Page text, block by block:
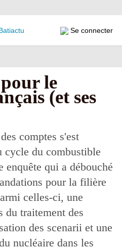
Se connecter
le
(et ses
comptes s'est
cycle du combustible
qui a débouché
pour la filière
celles-ci, une
du traitement des
des scenarii et une
nucléaire dans les